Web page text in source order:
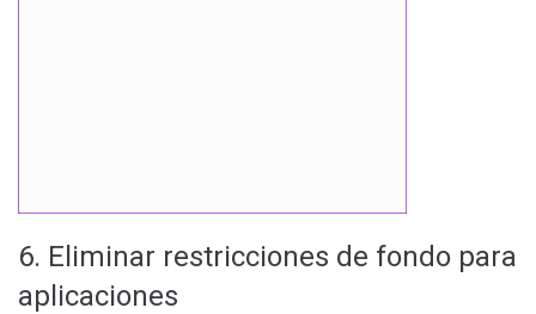
6. Eliminar restricciones de fondo para
aplicaciones